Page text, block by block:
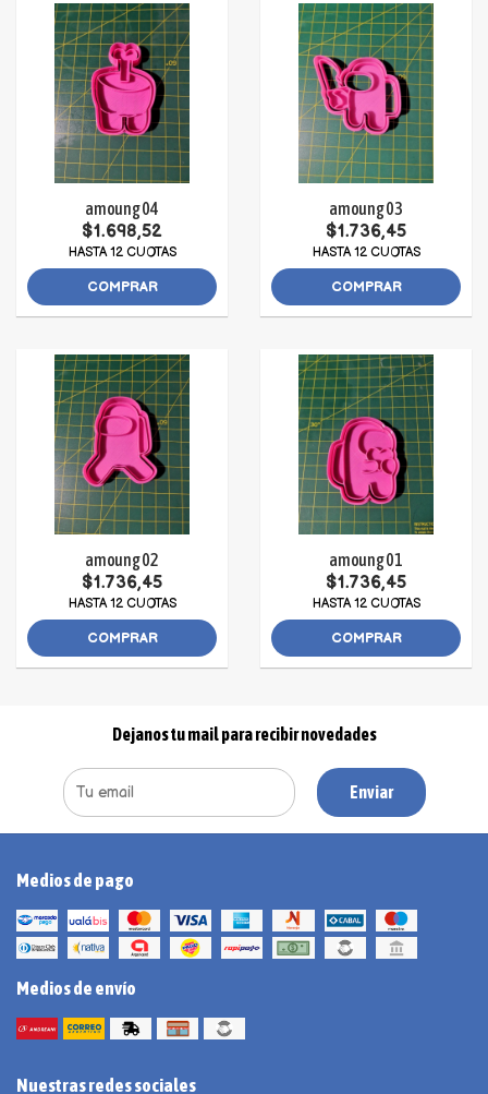
amoung 04
$1.698,52
HASTA 12 CUOTAS
COMPRAR
amoung 03
$1.736,45
HASTA 12 CUOTAS
COMPRAR
amoung 02
$1.736,45
HASTA 12 CUOTAS
COMPRAR
amoung 01
$1.736,45
HASTA 12 CUOTAS
COMPRAR
Dejanos tu mail para recibir novedades
Enviar
Medios de pago
Medios de envío
Nuestras redes sociales